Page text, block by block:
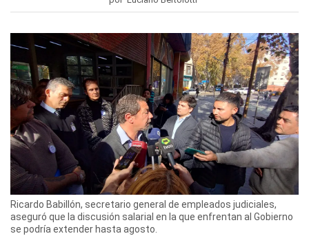
Ricardo Babillón, secretario general de empleados judiciales,
aseguró que la discusión salarial en la que enfrentan al Gobierno
se podría extender hasta agosto.